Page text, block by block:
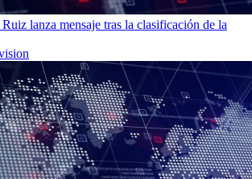
lanza mensaje tras la clasificación de la